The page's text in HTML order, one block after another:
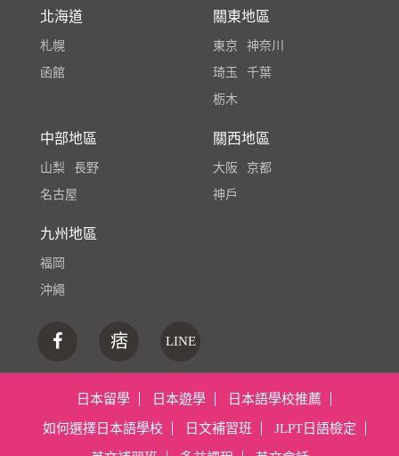
北海道
札幌
函館
關東地區
東京
神奈川
琦玉
千葉
栃木
中部地區
山梨
長野
名古屋
關西地區
大阪
京都
神戶
九州地區
福岡
沖繩
痞 LINE
日本留學 日本遊學 日本語學校推薦
如何選擇日本語學校 日文補習班 JLPT日語檢定